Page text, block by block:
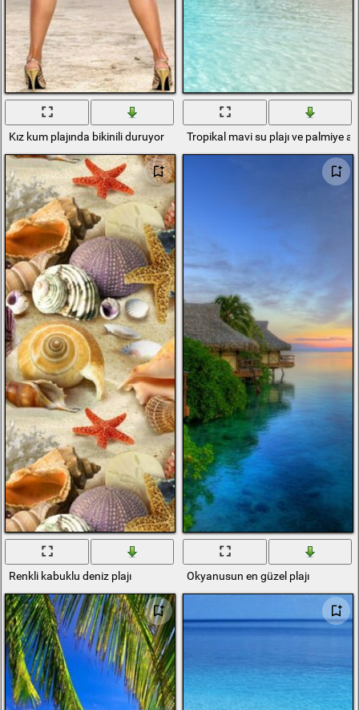
Kız kum plajında bikinili duruyor Tropikal mavi su plajı ve palmiye
Renkli kabuklu deniz plajı Okyanusun en güzel plajı